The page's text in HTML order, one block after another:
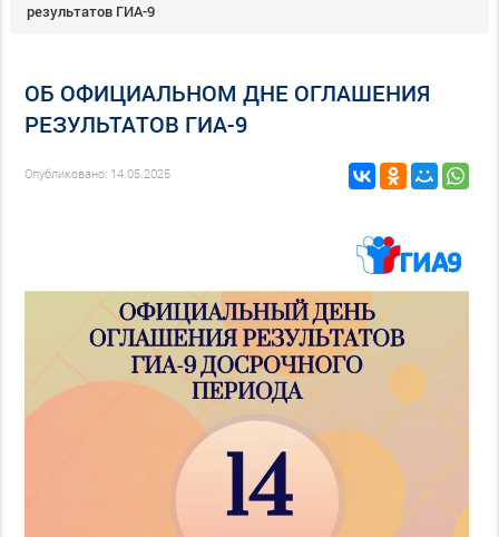
результатов ГИА-9
ОБ ОФИЦИАЛЬНОМ ДНЕ ОГЛАШЕНИЯ
РЕЗУЛЬТАТОВ ГИА-9
Опубликовано: 14.05.2025